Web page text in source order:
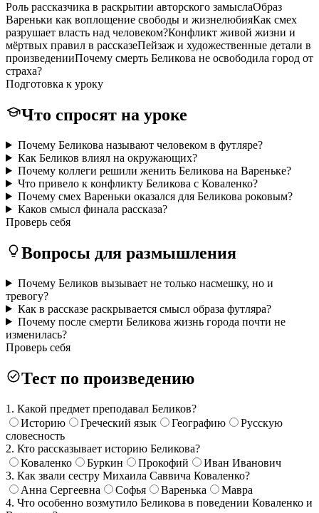
Роль рассказчика в раскрытии авторского замыслаОбраз
Вареньки как воплощение свободы и жизнелюбияКак смех
разрушает власть над человеком?Конфликт живой жизни и
мёртвых правил в рассказеПейзаж и художественные детали в
произведенииПочему смерть Беликова не освободила город от
страха?
Подготовка к уроку
Что спросят на уроке
Почему Беликова называют человеком в футляре?
Как Беликов влиял на окружающих?
Почему коллеги решили женить Беликова на Вареньке?
Что привело к конфликту Беликова с Коваленко?
Почему смех Вареньки оказался для Беликова роковым?
Каков смысл финала рассказа?
Проверь себя
Вопросы для размышления
Почему Беликов вызывает не только насмешку, но и
тревогу?
Как в рассказе раскрывается смысл образа футляра?
Почему после смерти Беликова жизнь города почти не
изменилась?
Проверь себя
Тест по произведению
1. Какой предмет преподавал Беликов?
Историю
Греческий язык Географию
Русскую
словесность
2. Кто рассказывает историю Беликова?
Коваленко
Буркин Прокофий
Иван Иванович
3. Как звали сестру Михаила Саввича Коваленко?
Анна Сергеевна
Софья Варенька
Мавра
4. Что особенно возмутило Беликова в поведении Коваленко и